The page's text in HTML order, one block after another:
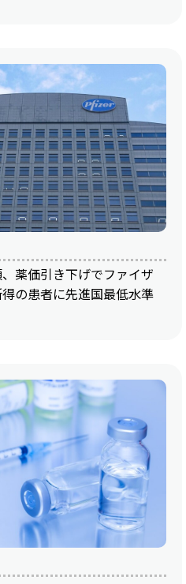
、薬価引き下げでファイザ
の患者に先進国最低水準